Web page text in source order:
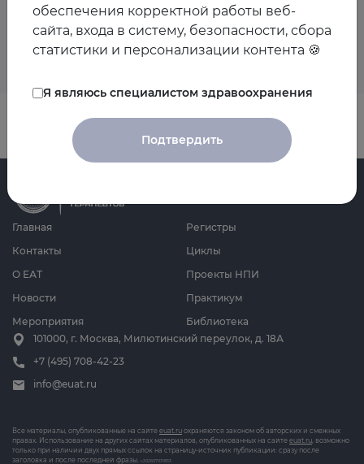
Пока мероприятия со спикером не запланированы
Главная
О ЕАТ
Новости
Мероприятия
Циклы
Проекты НПИ
Практикум
Библиотека
Регистры
Контакты
101000, г. Москва, Милютинский переулок, д. 18А
+7 (495) 708-42-23
info@euat.ru
Все материалы, опубликованные на сайте euat.ru охраняются законом об авторских и смежных
правах. Использование на других сайтах материалов, опубликованных на сайте euat.ru, возможно
только при наличии двух прямых ссылок на страницу-источник публикации: сразу после
заголовка и после последней фразы. v202607031833
обеспечения корректной работы веб-
сайта, входа в систему, безопасности, сбора
статистики и персонализации контента 🍪
Я являюсь специалистом здравоохранения
Подтвердить